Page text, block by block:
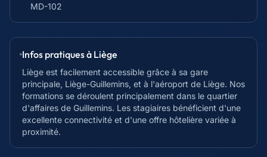
MD-102
Infos pratiques à Liège
Liège est facilement accessible grâce à sa gare
principale, Liège-Guillemins, et à l'aéroport de Liège. Nos
formations se déroulent principalement dans le quartier
d'affaires de Guillemins. Les stagiaires bénéficient d'une
excellente connectivité et d'une offre hôtelière variée à
proximité.